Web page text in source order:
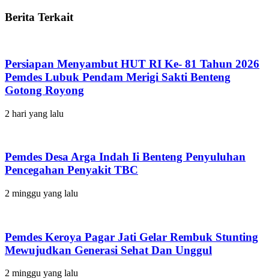
Berita Terkait
Persiapan Menyambut HUT RI Ke- 81 Tahun 2026
Pemdes Lubuk Pendam Merigi Sakti Benteng
Gotong Royong
2 hari yang lalu
Pemdes Desa Arga Indah Ii Benteng Penyuluhan
Pencegahan Penyakit TBC
2 minggu yang lalu
Pemdes Keroya Pagar Jati Gelar Rembuk Stunting
Mewujudkan Generasi Sehat Dan Unggul
2 minggu yang lalu